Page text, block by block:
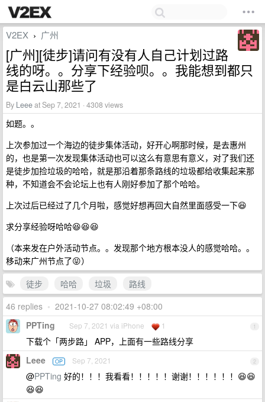
V2EX › 广州
[广州][徒步]请问有没有人自己计划过路
线的呀。。分享下经验呗。。我能想到都只
是白云山那些了
By Leeeat Sep 7, 2021 · 4308 views
如题。。
上次参加过一个海边的徒步集体活动，好开心啊那时候，是去惠州
的，也是第一次发现集体活动也可以这么有意思有意义，对了我们还
是徒步加捡垃圾的哈哈，就是那沿着那条路线的垃圾都给收集起来那
种，不知道会不会论坛上也有人刚好参加了那个哈哈。
上次过后已经过了几个月啦，感觉好想再回大自然里面感受一下😆
求分享经验呀哈哈😆😆😆
（本来发在户外活动节点。。发现那个地方根本没人的感觉哈哈。。
移动来广州节点了😝）
徒步
哈哈 垃圾
路线
46 replies • 2021-10-27 08:02:49 +08:00
1
PPTing Sep 7, 2021 via iPhone 1
下载个「两步路」 APP，上面有一些路线分享
2
Leee OP Sep 7, 2021
@PPTing 好的！！！我看看！！！！！谢谢！！！！！！😆😆
😆😆